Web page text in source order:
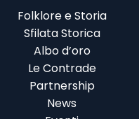
Folklore e Storia
Sfilata Storica
Albo d’oro
Le Contrade
Partnership
News